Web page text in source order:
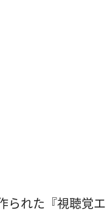
られた『視聴覚